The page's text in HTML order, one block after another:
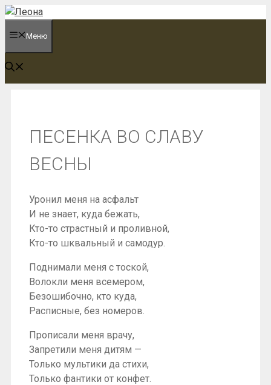
Перейти
содержимому
Меню
ПЕСЕНКА ВО СЛАВУ
ВЕСНЫ
Уронил меня на асфальт
И не знает, куда бежать,
Кто-то страстный и проливной,
Кто-то шквальный и самодур.
Поднимали меня с тоской,
Волокли меня всемером,
Безошибочно, кто куда,
Расписные, без номеров.
Прописали меня врачу,
Запретили меня дитям —
Только мультики да стихи,
Только фантики от конфет.